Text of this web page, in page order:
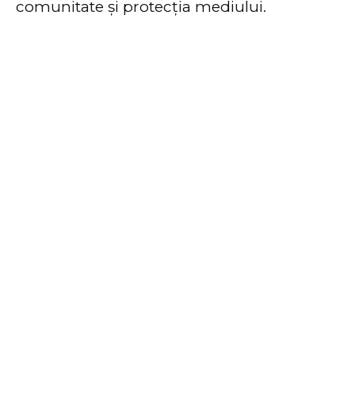
comunitate și protecția mediului.